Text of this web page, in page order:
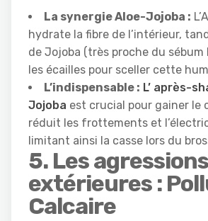
La synergie Aloe-Jojoba :
hydrate la fibre de l’intérieur,
de Jojoba (très proche du sébum
les écailles pour sceller cette
L’indispensable : L’ après-
Jojoba est crucial pour gainer le
réduit les frottements et
limitant ainsi la casse lors du
5. Les agressions
extérieures :
Calcaire